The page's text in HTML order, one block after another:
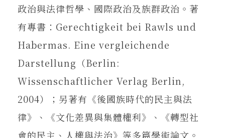
政治與法律哲學、國際政治及族群政治。著
有專書：Gerechtigkeit bei Rawls und
Habermas. Eine vergleichende
Darstellung（Berlin:
Wissenschaftlicher Verlag Berlin,
2004）；另著有《後國族時代的民主與法
律》、《文化差異與集體權利》、《轉型社
會的民主、人權與法治》等多篇學術論文。